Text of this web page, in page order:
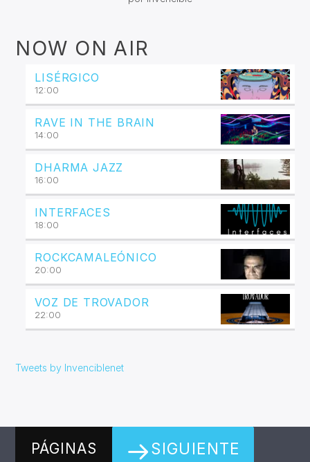
NOW ON AIR
LISÉRGICO
12:00
RAVE IN THE BRAIN
14:00
DHARMA JAZZ
16:00
INTERFACES
18:00
ROCKCAMALEÓNICO
20:00
VOZ DE TROVADOR
22:00
Tweets by Invenciblenet
PÁGINAS SIGUIENTE